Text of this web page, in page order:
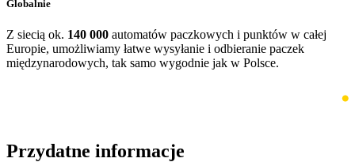
Globalnie
Z siecią ok. 140 000 automatów paczkowych i punktów w całej
Europie, umożliwiamy łatwe wysyłanie i odbieranie paczek
międzynarodowych, tak samo wygodnie jak w Polsce.
Przydatne informacje